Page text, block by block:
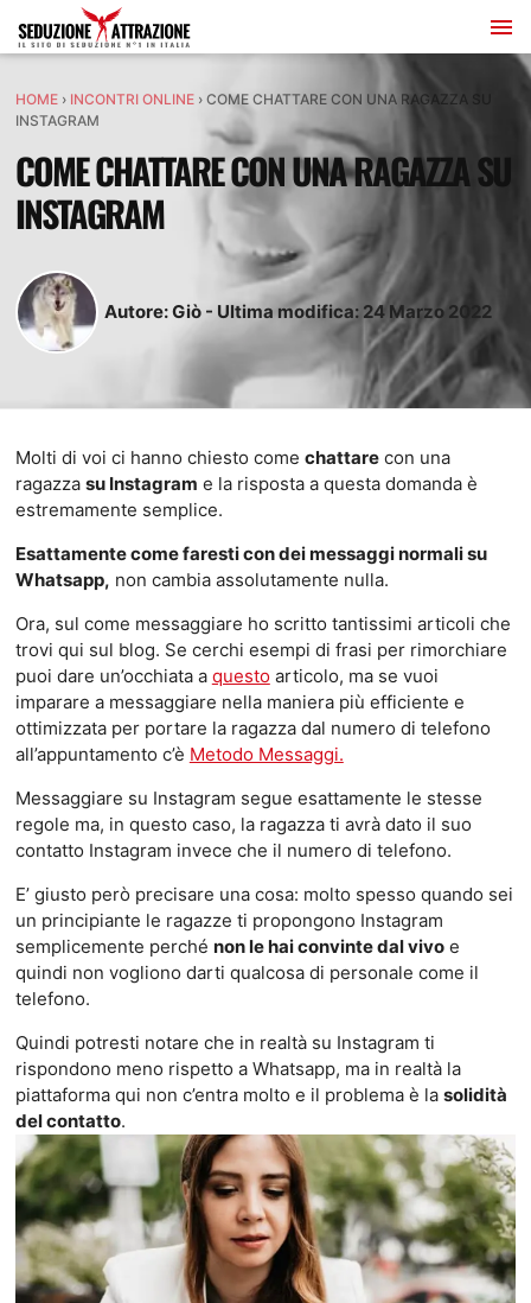
HOME› INCONTRI ONLINE› COME CHATTARE CON UNA RAGAZZA SU
INSTAGRAM
COME CHATTARE CON UNA RAGAZZA SU
INSTAGRAM
Autore:Giò - Ultima modifica: 24 Marzo 2022
Molti di voi ci hanno chiesto come chattarecon una
ragazza su Instagram e la risposta a questa domanda è
estremamente semplice.
Esattamente come faresti con dei messaggi normali su
Whatsapp, non cambia assolutamente nulla.
Ora, sul come messaggiare ho scritto tantissimi articoli che
trovi qui sul blog. Se cerchi esempi di frasi per rimorchiare
puoi dare un’occhiata a questoarticolo, ma se vuoi
imparare a messaggiare nella maniera più efficiente e
ottimizzata per portare la ragazza dal numero di telefono
all’appuntamento c’è Metodo Messaggi.
Messaggiare su Instagram segue esattamente le stesse
regole ma, in questo caso, la ragazza ti avrà dato il suo
contatto Instagram invece che il numero di telefono.
E’ giusto però precisare una cosa: molto spesso quando sei
un principiante le ragazze ti propongono Instagram
semplicemente perché non le hai convinte dal vivoe
quindi non vogliono darti qualcosa di personale come il
telefono.
Quindi potresti notare che in realtà su Instagram ti
rispondono meno rispetto a Whatsapp, ma in realtà la
piattaforma qui non c’entra molto e il problema è la solidità
del contatto.